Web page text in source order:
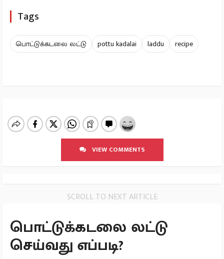
Tags
பொட்டுக்கடலை லட்டு pottu kadalai laddu recipe
VIEW COMMENTS
SCROLL TO NEXT ARTICLE
பொட்டுக்கடலை லட்டு
செய்வது எப்படி?